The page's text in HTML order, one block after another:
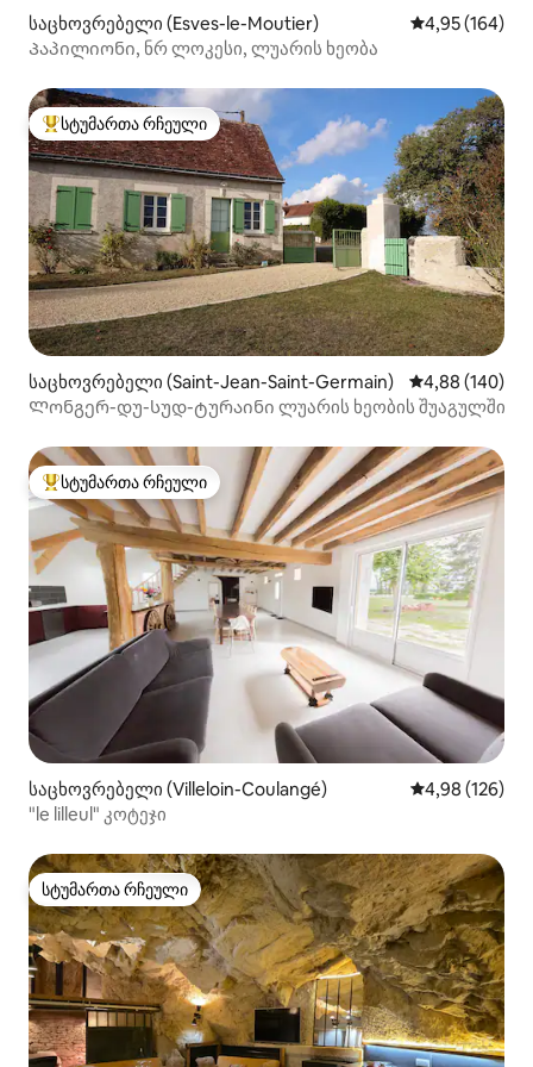
საცხოვრებელი (Esves-le-Moutier) საშუალო
4,95 (164)
Პაპილიონი, ნრ ლოკესი, ლუარის ხეობა
სტუმართა რჩეული მოწინავე ვარიანტი
სტუმართა რჩეული
საცხოვრებელი (Saint-Jean-Saint-Germain) საშუალო
4,88 (140)
Ლონგერ-დუ-სუდ-ტურაინი ლუარის ხეობის შუაგულში
სტუმართა რჩეული მოწინავე ვარიანტი
სტუმართა რჩეული
საცხოვრებელი (Villeloin-Coulangé) საშუალო
4,98 (126)
"le lilleul" კოტეჯი
სტუმართა რჩეული
სტუმართა რჩეული